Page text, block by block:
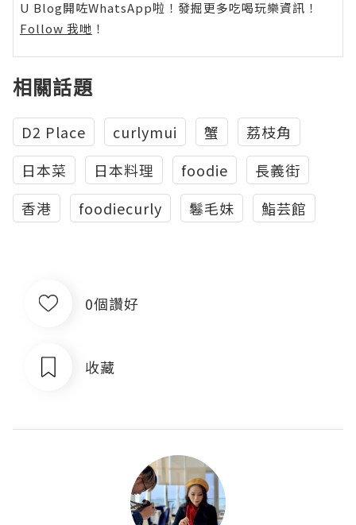
U Blog開咗WhatsApp啦！發掘更多吃喝玩樂資訊！
Follow 我哋 ！
相關話題
D2 Place curlymui 蟹
荔枝角
日本菜
日本料理 foodie
長義街
香港
foodiecurly 鬈毛妹 鮨芸館
0個讚好
收藏